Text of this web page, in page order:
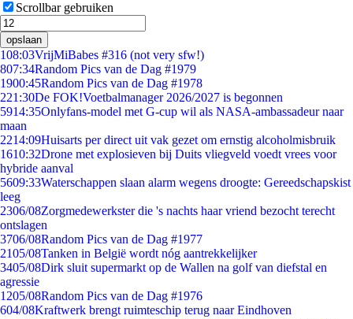
Scrollbar gebruiken
opslaan
108:03VrijMiBabes #316 (not very sfw!)
807:34Random Pics van de Dag #1979
1900:45Random Pics van de Dag #1978
221:30De FOK!Voetbalmanager 2026/2027 is begonnen
5914:35Onlyfans-model met G-cup wil als NASA-ambassadeur naar
maan
2214:09Huisarts per direct uit vak gezet om ernstig alcoholmisbruik
1610:32Drone met explosieven bij Duits vliegveld voedt vrees voor
hybride aanval
5609:33Waterschappen slaan alarm wegens droogte: Gereedschapskist
leeg
2306/08Zorgmedewerkster die 's nachts haar vriend bezocht terecht
ontslagen
3706/08Random Pics van de Dag #1977
2105/08Tanken in België wordt nóg aantrekkelijker
3405/08Dirk sluit supermarkt op de Wallen na golf van diefstal en
agressie
1205/08Random Pics van de Dag #1976
604/08Kraftwerk brengt ruimteschip terug naar Eindhoven